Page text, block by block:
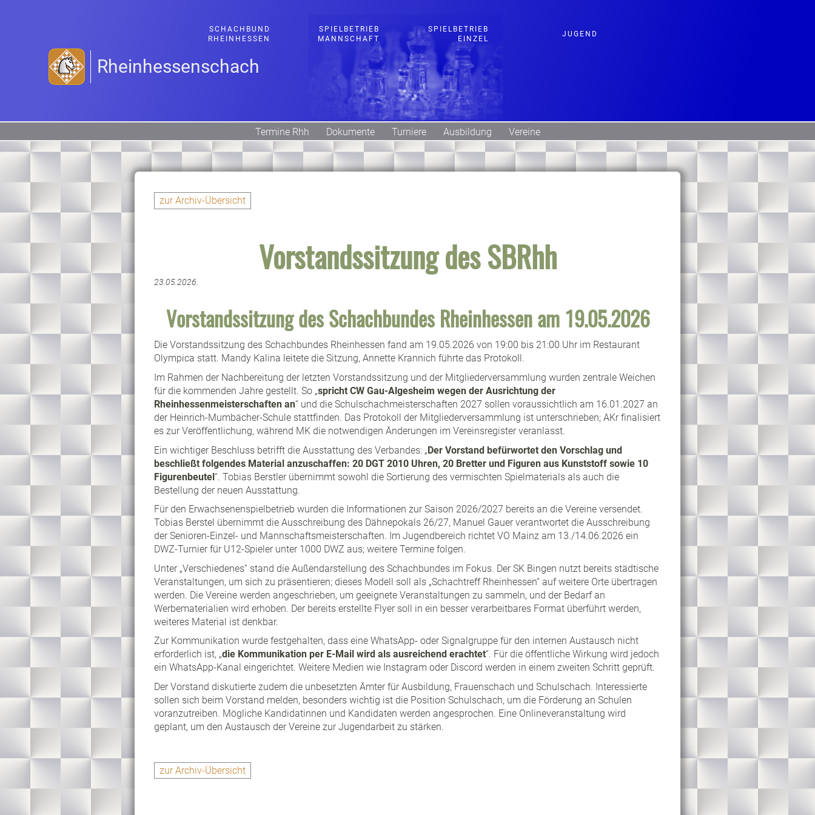
SCHACHBUND
RHEINHESSEN
SPIELBETRIEB
MANNSCHAFT
SPIELBETRIEB
EINZEL
JUGEND
Rheinhessenschach
Termine Rhh Dokumente Turniere Ausbildung Vereine
zur Archiv-Übersicht
Vorstandssitzung des SBRhh
23.05.2026.
Vorstandssitzung des Schachbundes Rheinhessen am 19.05.2026
Die Vorstandssitzung des Schachbundes Rheinhessen fand am 19.05.2026 von 19:00 bis 21:00 Uhr im Restaurant
Olympica statt. Mandy Kalina leitete die Sitzung, Annette Krannich führte das Protokoll.
Im Rahmen der Nachbereitung der letzten Vorstandssitzung und der Mitgliederversammlung wurden zentrale Weichen
für die kommenden Jahre gestellt. So „spricht CW Gau-Algesheim wegen der Ausrichtung der
Rheinhessenmeisterschaften an“ und die Schulschachmeisterschaften 2027 sollen voraussichtlich am 16.01.2027 an
der Heinrich-Mumbächer-Schule stattfinden. Das Protokoll der Mitgliederversammlung ist unterschrieben; AKr finalisiert
es zur Veröffentlichung, während MK die notwendigen Änderungen im Vereinsregister veranlasst.
Ein wichtiger Beschluss betrifft die Ausstattung des Verbandes: „Der Vorstand befürwortet den Vorschlag und
beschließt folgendes Material anzuschaffen: 20 DGT 2010 Uhren, 20 Bretter und Figuren aus Kunststoff sowie 10
Figurenbeutel“. Tobias Berstler übernimmt sowohl die Sortierung des vermischten Spielmaterials als auch die
Bestellung der neuen Ausstattung.
Für den Erwachsenenspielbetrieb wurden die Informationen zur Saison 2026/2027 bereits an die Vereine versendet.
Tobias Berstel übernimmt die Ausschreibung des Dähnepokals 26/27, Manuel Gauer verantwortet die Ausschreibung
der Senioren-Einzel- und Mannschaftsmeisterschaften. Im Jugendbereich richtet VO Mainz am 13./14.06.2026 ein
DWZ-Turnier für U12-Spieler unter 1000 DWZ aus; weitere Termine folgen.
Unter „Verschiedenes“ stand die Außendarstellung des Schachbundes im Fokus. Der SK Bingen nutzt bereits städtische
Veranstaltungen, um sich zu präsentieren; dieses Modell soll als „Schachtreff Rheinhessen“ auf weitere Orte übertragen
werden. Die Vereine werden angeschrieben, um geeignete Veranstaltungen zu sammeln, und der Bedarf an
Werbematerialien wird erhoben. Der bereits erstellte Flyer soll in ein besser verarbeitbares Format überführt werden,
weiteres Material ist denkbar.
Zur Kommunikation wurde festgehalten, dass eine WhatsApp- oder Signalgruppe für den internen Austausch nicht
erforderlich ist, „die Kommunikation per E-Mail wird als ausreichend erachtet“. Für die öffentliche Wirkung wird jedoch
ein WhatsApp-Kanal eingerichtet. Weitere Medien wie Instagram oder Discord werden in einem zweiten Schritt geprüft.
Der Vorstand diskutierte zudem die unbesetzten Ämter für Ausbildung, Frauenschach und Schulschach. Interessierte
sollen sich beim Vorstand melden, besonders wichtig ist die Position Schulschach, um die Förderung an Schulen
voranzutreiben. Mögliche Kandidatinnen und Kandidaten werden angesprochen. Eine Onlineveranstaltung wird
geplant, um den Austausch der Vereine zur Jugendarbeit zu stärken.
zur Archiv-Übersicht